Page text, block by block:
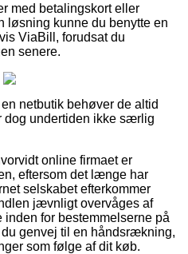
med betalingskort eller
løsning kunne du benytte en
ViaBill, forudsat du
senere.
netbutik behøver de altid
dog undertiden ikke særlig
online firmaet er
eftersom det længe har
selskabet efterkommer
jævnligt overvåges af
for bestemmelserne på
genvej til en håndsrækning,
som følge af dit køb.